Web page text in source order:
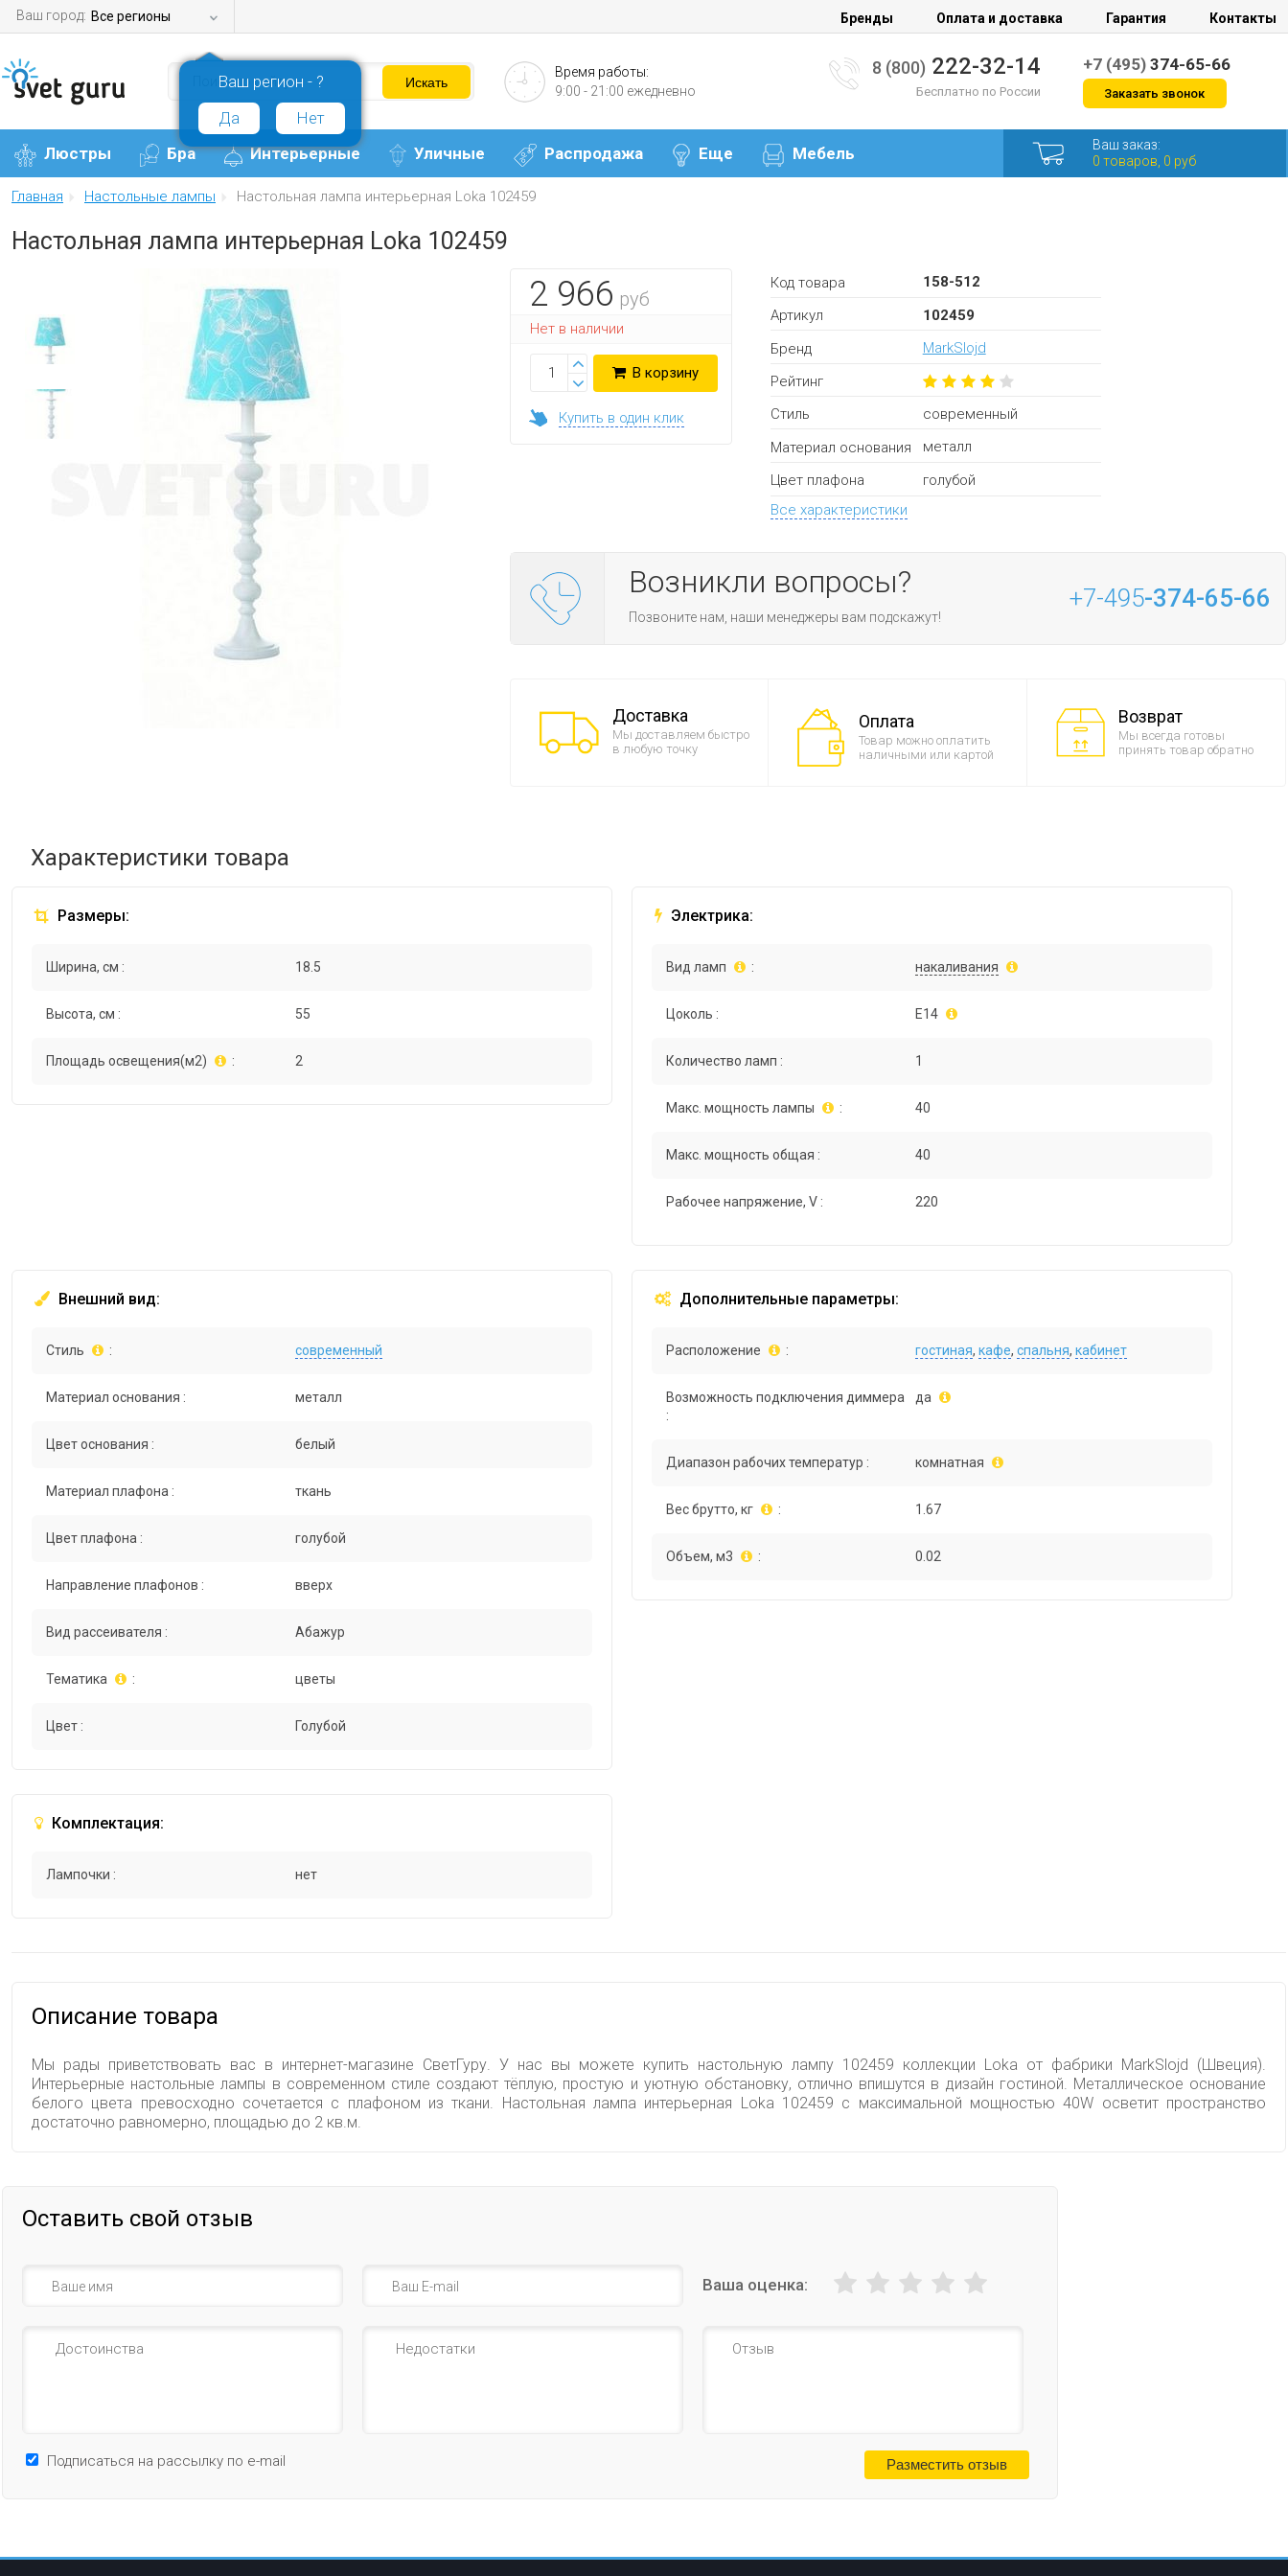
Ваш город: Все регионы
Ваш регион - ?
Да
Нет
Бренды Оплата и доставка Гарантия Контакты
Время работы:
9:00 - 21:00 ежедневно
8 (800) 222-32-14
Бесплатно по России
+7 (495)374-65-66
Заказать звонок
Люстры Бра Интерьерные Уличные Распродажа Еще Мебель
Ваш заказ:
0 товаров, 0 руб
Главная Настольные лампы Настольная лампа интерьерная Loka 102459
Настольная лампа интерьерная Loka 102459
2 966 руб
Нет в наличии
В корзину
Купить в один клик
Код товара
158-512
Артикул
102459
Бренд
MarkSlojd
Рейтинг
Стиль
современный
Материал основания
металл
Цвет плафона
голубой
Все характеристики
Возникли вопросы?
Позвоните нам, наши менеджеры вам подскажут!
+7-495-374-65-66
Доставка
Мы доставляем быстро
в любую точку
Оплата
Товар можно оплатить
наличными или картой
Возврат
Мы всегда готовы
принять товар обратно
Характеристики товара
Размеры:
Ширина, см : 18.5
Высота, см : 55
Площадь освещения(м2) : 2
Электрика:
Вид ламп : накаливания
Цоколь : E14
Количество ламп : 1
Макс. мощность лампы : 40
Макс. мощность общая : 40
Рабочее напряжение, V : 220
Внешний вид:
Стиль : современный
Материал основания : металл
Цвет основания : белый
Материал плафона : ткань
Цвет плафона : голубой
Направление плафонов : вверх
Вид рассеивателя : Абажур
Тематика : цветы
Цвет : Голубой
Дополнительные параметры:
Расположение : гостиная,кафе,спальня,кабинет
Возможность подключения диммера
:
да
Диапазон рабочих температур : комнатная
Вес брутто, кг : 1.67
Объем, м3 : 0.02
Комплектация:
Лампочки : нет
Описание товара
Мы рады приветствовать вас в интернет-магазине СветГуру. У нас вы можете купить настольную лампу 102459 коллекции Loka от фабрики MarkSlojd (Швеция).
Интерьерные настольные лампы в современном стиле создают тёплую, простую и уютную обстановку, отлично впишутся в дизайн гостиной. Металлическое основание
белого цвета превосходно сочетается с плафоном из ткани. Настольная лампа интерьерная Loka 102459 с максимальной мощностью 40W осветит пространство
достаточно равномерно, площадью до 2 кв.м.
Оставить свой отзыв
Ваша оценка:
Подписаться на рассылку по e-mail